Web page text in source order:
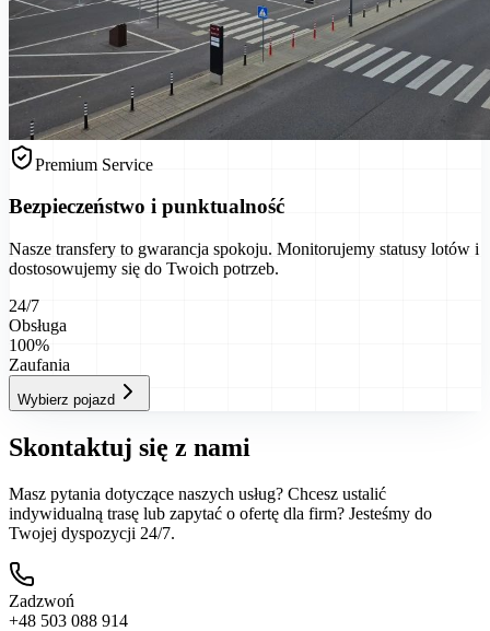
Premium Service
Bezpieczeństwo i punktualność
Nasze transfery to gwarancja spokoju. Monitorujemy statusy lotów i
dostosowujemy się do Twoich potrzeb.
24/7
Obsługa
100%
Zaufania
Wybierz pojazd
Skontaktuj się z nami
Masz pytania dotyczące naszych usług? Chcesz ustalić
indywidualną trasę lub zapytać o ofertę dla firm? Jesteśmy do
Twojej dyspozycji 24/7.
Zadzwoń
+48 503 088 914